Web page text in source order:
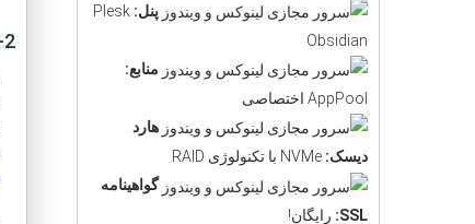
2-تغییر آدرس لاگین، نام کاربری و رمز عبور Admin
پنل: Plesk
Obsidian
منابع:
AppPool اختصاصی
هارد
دیسک:
گواهینامه
SSL: رایگان!